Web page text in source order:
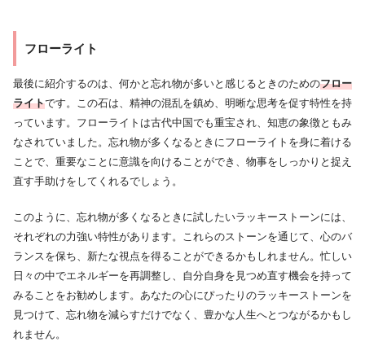
フローライト
最後に紹介するのは、何かと忘れ物が多いと感じるときのためのフロー
ライトです。この石は、精神の混乱を鎮め、明晰な思考を促す特性を持
っています。フローライトは古代中国でも重宝され、知恵の象徴ともみ
なされていました。忘れ物が多くなるときにフローライトを身に着ける
ことで、重要なことに意識を向けることができ、物事をしっかりと捉え
直す手助けをしてくれるでしょう。
このように、忘れ物が多くなるときに試したいラッキーストーンには、
それぞれの力強い特性があります。これらのストーンを通じて、心のバ
ランスを保ち、新たな視点を得ることができるかもしれません。忙しい
日々の中でエネルギーを再調整し、自分自身を見つめ直す機会を持って
みることをお勧めします。あなたの心にぴったりのラッキーストーンを
見つけて、忘れ物を減らすだけでなく、豊かな人生へとつながるかもし
れません。